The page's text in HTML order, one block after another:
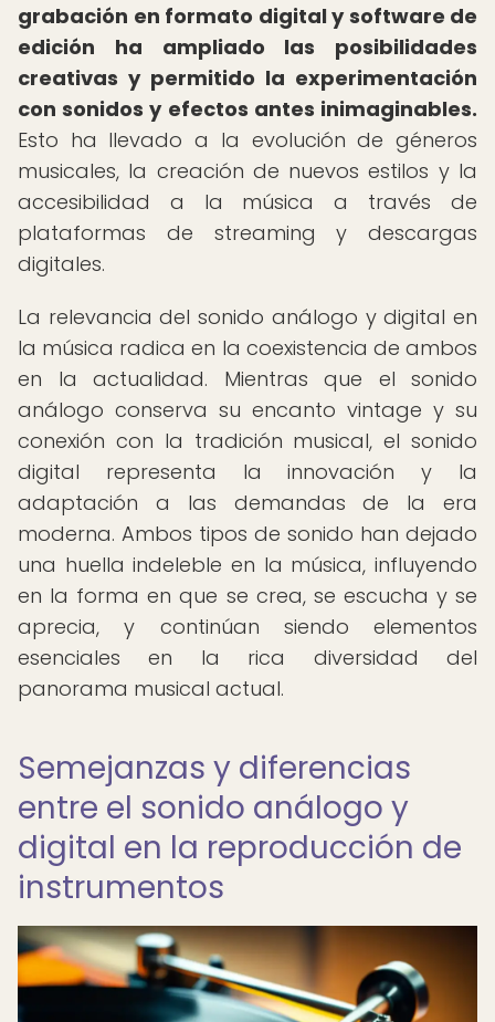
grabación en formato digital y software de
edición ha ampliado las posibilidades
creativas y permitido la experimentación
con sonidos y efectos antes inimaginables.
Esto ha llevado a la evolución de géneros
musicales, la creación de nuevos estilos y la
accesibilidad a la música a través de
plataformas de streaming y descargas
digitales.
La relevancia del sonido análogo y digital en
la música radica en la coexistencia de ambos
en la actualidad. Mientras que el sonido
análogo conserva su encanto vintage y su
conexión con la tradición musical, el sonido
digital representa la innovación y la
adaptación a las demandas de la era
moderna. Ambos tipos de sonido han dejado
una huella indeleble en la música, influyendo
en la forma en que se crea, se escucha y se
aprecia, y continúan siendo elementos
esenciales en la rica diversidad del
panorama musical actual.
Semejanzas y diferencias
entre el sonido análogo y
digital en la reproducción de
instrumentos